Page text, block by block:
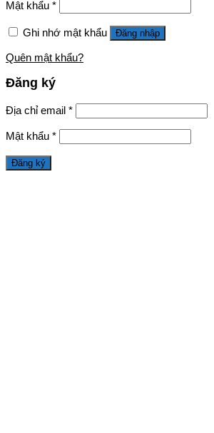
Mật khẩu *
Ghi nhớ mật khẩu Đăng nhập
Quên mật khẩu?
Đăng ký
Địa chỉ email *
Mật khẩu *
Đăng ký